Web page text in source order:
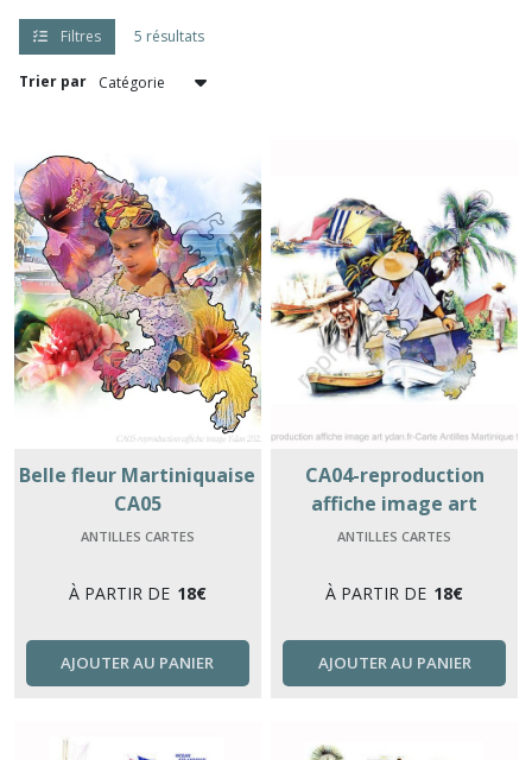
Filtres 5 résultats
Trier par
Belle fleur Martiniquaise
CA05
ANTILLES CARTES
À PARTIR DE 18€
AJOUTER AU PANIER
CA04-reproduction
affiche image art
ydan.fr-Carte Antilles
ANTILLES CARTES
À PARTIR DE 18€
AJOUTER AU PANIER
résultats